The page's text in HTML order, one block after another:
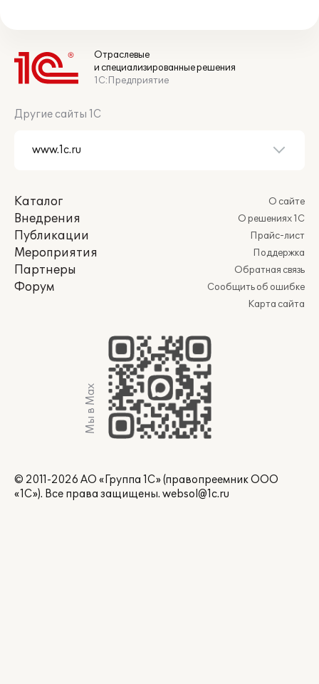
Отраслевые
и специализированные решения
1С:Предприятие
Другие сайты 1С
Каталог
Внедрения
Публикации
Мероприятия
Партнеры
Форум
О сайте
О решениях 1С
Прайс-лист
Поддержка
Обратная связь
Сообщить об ошибке
Карта сайта
Мы в Max
© 2011-2026 АО «Группа 1С» (правопреемник ООО
«1С»). Все права защищены. websol@1c.ru